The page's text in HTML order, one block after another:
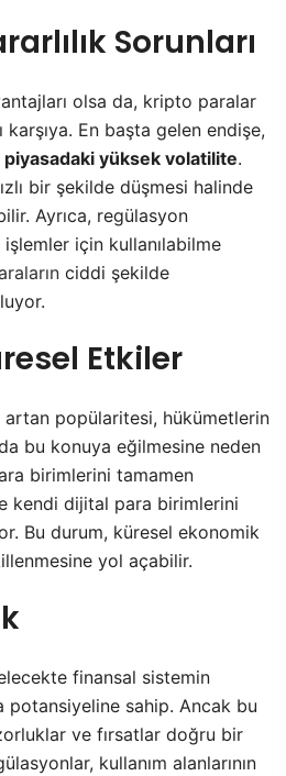
Sorunları
olsa da, kripto paralar
karşıya. En başta gelen endişe,
piyasadaki yüksek volatilite.
bir şekilde düşmesi halinde
Ayrıca, regülasyon
için kullanılabilme
ciddi şekilde
Etkiler
artan popülaritesi, hükümetlerin
bu konuya eğilmesine neden
birimlerini tamamen
kendi dijital para birimlerini
Bu durum, küresel ekonomik
yol açabilir.
finansal sistemin
potansiyeline sahip. Ancak bu
ve fırsatlar doğru bir
kullanım alanlarının